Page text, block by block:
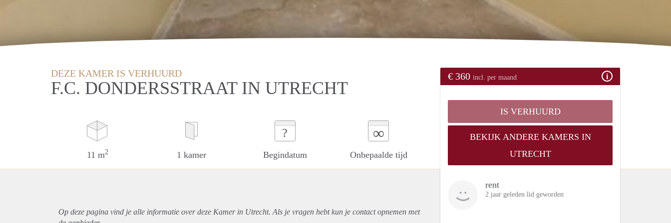
DEZE KAMER IS VERHUURD
F.C. DONDERSSTRAAT IN UTRECHT
11 m2 1 kamer
?
Begindatum
∞
Onbepaalde tijd
€ 360 incl. per maand
IS VERHUURD
BEKIJK ANDERE KAMERS IN
UTRECHT
rent
2 jaar geleden lid geworden
Op deze pagina vind je alle informatie over deze Kamer in Utrecht. Als je vragen hebt kun je contact opnemen met